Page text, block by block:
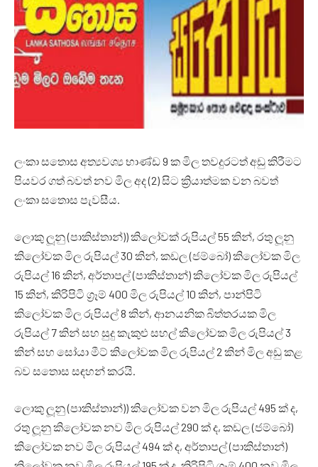
ලංකා සතොස අත්‍යවශ්‍ය භාණ්ඩ 9 ක මිල තවදුරටත් අඩු කිරීමට
පියවර ගත් බවත් නව මිල අද (2) සිට ක්‍රියාත්මක වන බවත්
ලංකා සතොස පැවසීය.
ලොකු ලූනු (පාකිස්තාන්)) කිලෝවක් රුපියල් 55 කින්, රතු ලූනු
කිලෝවක මිල රුපියල් 30 කින්, කඩල (ජම්බෝ) කිලෝවක මිල
රුපියල් 16 කින්, අර්තාපල් (පාකිස්තාන්) කිලෝවක මිල රුපියල්
15 කින්, කිරිපිටි ග්‍රෑම් 400 මිල රුපියල් 10 කින්, පාන්පිටි
කිලෝවක මිල රුපියල් 8 කින්, ආනයනික බිත්තරයක මිල
රුපියල් 7 කින් සහ සුදු කැකුළු සහල් කිලෝවක මිල රුපියල් 3
කින් සහ සෝයා මීට් කිලෝවක මිල රුපියල් 2 කින් මිල අඩු කළ
බව සතොස සඳහන් කරයි.
ලොකු ලූනු (පාකිස්තාන්)) කිලෝවක වන මිල රුපියල් 495 ක් ද,
රතු ලූනු කිලෝවක නව මිල රුපියල් 290 ක් ද, කඩල (ජම්බෝ)
කිලෝවක නව මිල රුපියල් 494 ක් ද, අර්තාපල් (පාකිස්තාන්)